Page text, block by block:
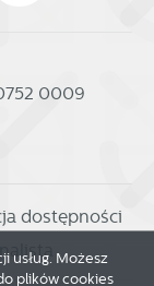
0009
dostępności
usług. Możesz
plików cookies